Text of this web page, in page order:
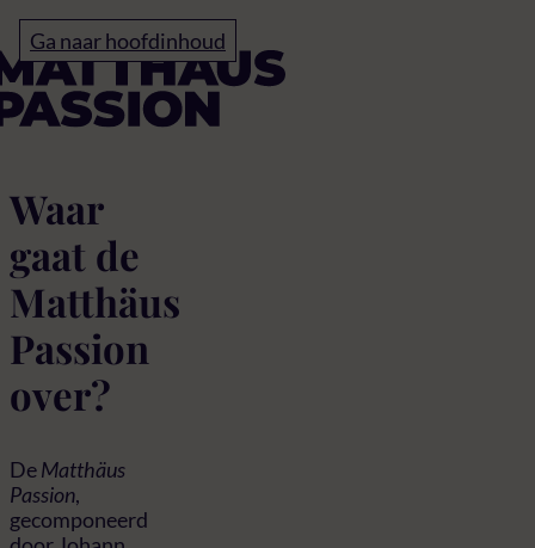
Ga naar hoofdinhoud
Waar gaat de
Waar
gaat de
Matthäus
Passion
over?
DeMatthäus
Passion,
gecomponeerd